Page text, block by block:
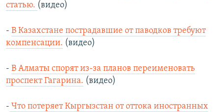
статью. (видео)
- В Казахстане пострадавшие от паводков требуют
компенсации. (видео)
- В Алматы спорят из-за планов переименовать
проспект Гагарина. (видео)
- Что потеряет Кыргызстан от оттока иностранных